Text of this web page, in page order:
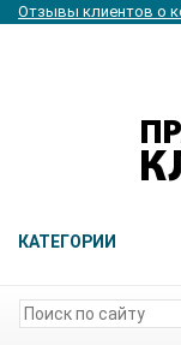
Отзывы клиентов о
КАТЕГОРИИ